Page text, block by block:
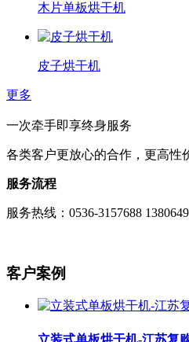
木片单板烘干机
皮子烘干机
更多
一次牵手即享终身服务
各类客户更放心的合作，更高性
服务流程
服务热线：0536-3157688
客户案例
立装式单板烘干机-江苏复